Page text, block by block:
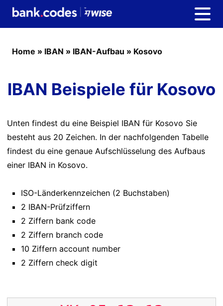
Home » IBAN » IBAN-Aufbau » Kosovo
IBAN Beispiele für Kosovo
Unten findest du eine Beispiel IBAN für Kosovo Sie
besteht aus 20 Zeichen. In der nachfolgenden Tabelle
findest du eine genaue Aufschlüsselung des Aufbaus
einer IBAN in Kosovo.
ISO-Länderkennzeichen (2 Buchstaben)
2 IBAN-Prüfziffern
2 Ziffern bank code
2 Ziffern branch code
10 Ziffern account number
2 Ziffern check digit